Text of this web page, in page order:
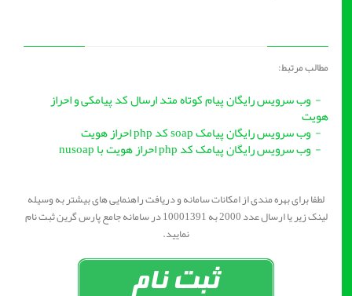
مطالب مرتبط:
- وب سرویس رایگان پیام کوتاه متد ارسال کد پیامکی و احراز
هویت
- وب سرویس رایگان پیامک soap کد php احراز هویت
- وب سرویس رایگان پیامک کد php احراز هویت با nusoap
لطفا برای بهره مندی از امکانات سامانه و دریافت راهنمایی های بیشتر به وسیله
لینک زیر یا ارسال عدد 2000 به 10001391 در سامانه جامع پارس گرین ثبت نام
نمایید.